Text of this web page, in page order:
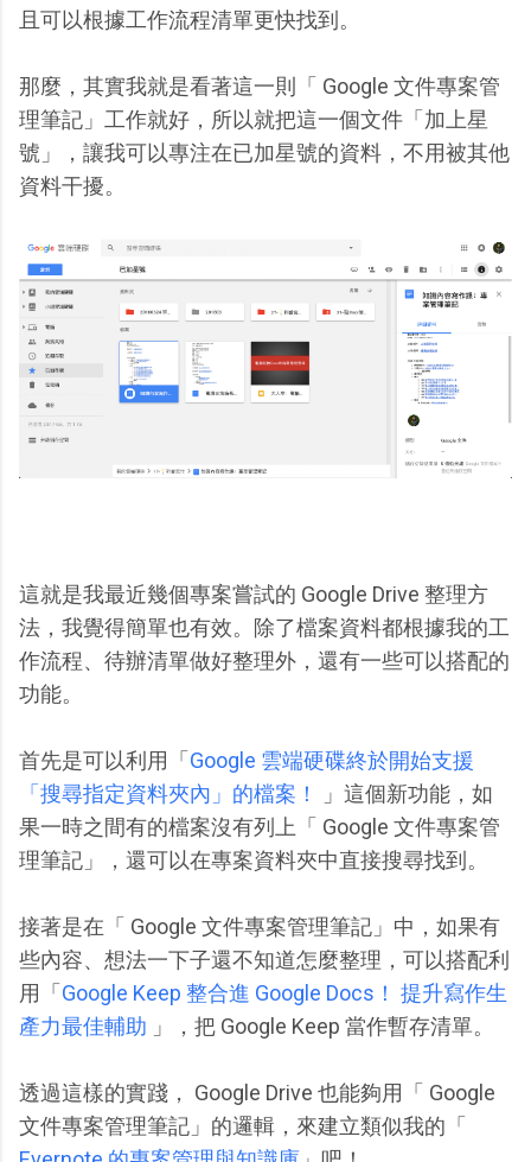
且可以根據工作流程清單更快找到。
那麼，其實我就是看著這一則「 Google 文件專案管
理筆記」工作就好，所以就把這一個文件「加上星
號」，讓我可以專注在已加星號的資料，不用被其他
資料干擾。
這就是我最近幾個專案嘗試的 Google Drive 整理方
法，我覺得簡單也有效。除了檔案資料都根據我的工
作流程、待辦清單做好整理外，還有一些可以搭配的
功能。
首先是可以利用「 Google 雲端硬碟終於開始支援
「搜尋指定資料夾內」的檔案！
」這個新功能，如
果一時之間有的檔案沒有列上「 Google 文件專案管
理筆記」，還可以在專案資料夾中直接搜尋找到。
接著是在「 Google 文件專案管理筆記」中，如果有
些內容、想法一下子還不知道怎麼整理，可以搭配利
用「 Google Keep 整合進 Google Docs！ 提升寫作生
產力最佳輔助 」，把 Google Keep 當作暫存清單。
透過這樣的實踐， Google Drive 也能夠用「 Google
文件專案管理筆記」的邏輯，來建立類似我的「